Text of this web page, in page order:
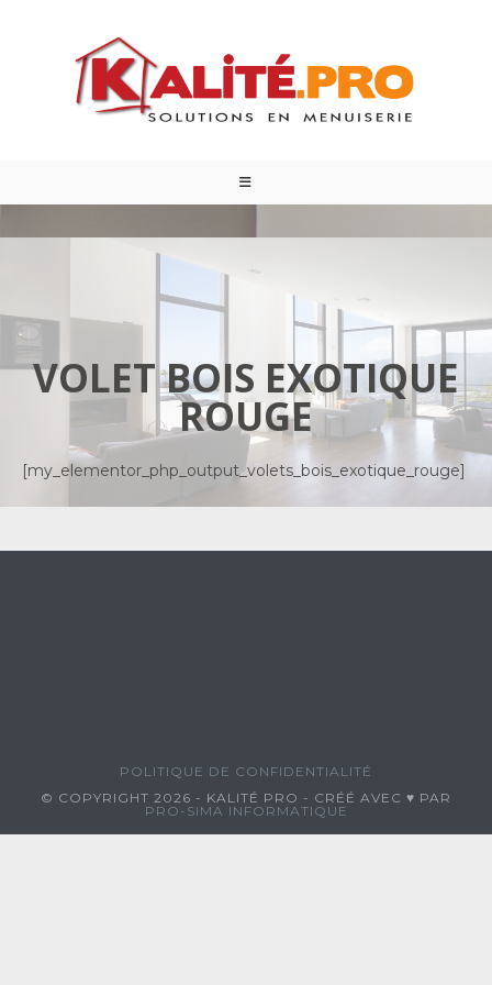
VOLET BOIS EXOTIQUE
ROUGE
[my_elementor_php_output_volets_bois_exotique_rouge]
POLITIQUE DE CONFIDENTIALITÉ
© COPYRIGHT 2026 - KALITÉ PRO - CRÉÉ AVEC ♥ PAR
PRO-SIMA INFORMATIQUE